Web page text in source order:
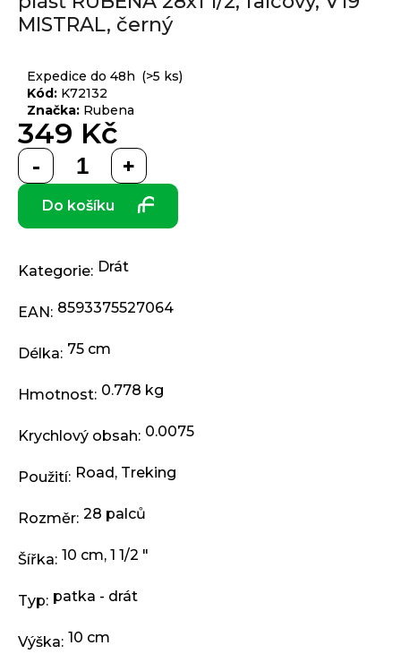
produktu
je
hvězdiček.
MISTRAL, černý
Expedice do 48h (>5 ks)
Kód: K72132
Značka: Rubena
349 Kč
Měrná
cena:
Do košíku
Kategorie: Drát
EAN: 8593375527064
Délka: 75 cm
Hmotnost: 0.778 kg
Krychlový obsah: 0.0075
Použití: Road, Treking
Rozměr: 28 palců
Šířka: 10 cm, 1 1/2 "
Typ: patka - drát
Výška: 10 cm
j
í
?
HLEDAT
o
o
u
u
j
e
m
e
PLÁŠŤ
27,5
X
ČERNÝ
Kč